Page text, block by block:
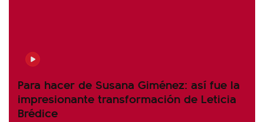
Para hacer de Susana Giménez: así fue la
impresionante transformación de Leticia
Brédice